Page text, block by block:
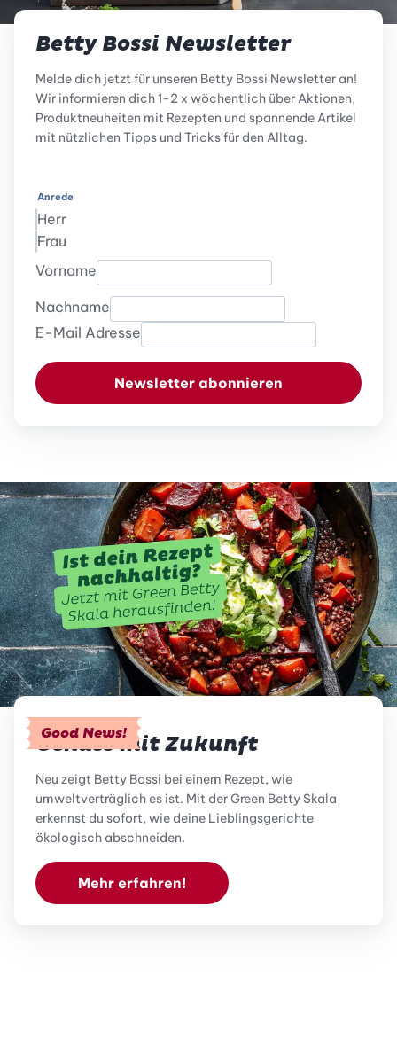
Betty Bossi Newsletter
Melde dich jetzt für unseren Betty Bossi Newsletter an!
Wir informieren dich 1-2 x wöchentlich über Aktionen,
Produktneuheiten mit Rezepten und spannende Artikel
mit nützlichen Tipps und Tricks für den Alltag.
Anrede
Herr
Frau
Vorname
Nachname
E-Mail Adresse
Newsletter abonnieren
Good News!
Genuss mit Zukunft
Neu zeigt Betty Bossi bei einem Rezept, wie
umweltverträglich es ist. Mit der Green Betty Skala
erkennst du sofort, wie deine Lieblingsgerichte
ökologisch abschneiden.
Mehr erfahren!